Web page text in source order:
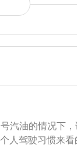
汽油的情况下
人驾驶习惯来